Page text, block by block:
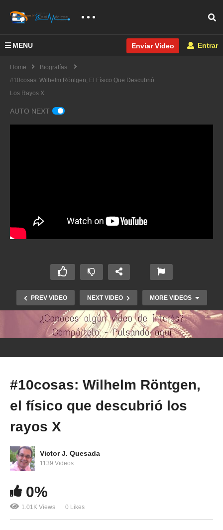
MENU Enviar Video Entrar
Home
Biografías
#10cosas: Wilhelm Röntgen, El Físico Que Descubrió
Los Rayos X
AUTO NEXT
PREV VIDEO NEXT VIDEO MORE VIDEOS
PPEM 120. EXPOSICIÓN: ‘Sanidad Militar
Española: Historia y aportación a la ciencia’.
2015
#10cosas: Wilhelm Röntgen,
el físico que descubrió los
rayos X
Victor J. Quesada
1139 Videos
0%
1.01K Views 0 Likes